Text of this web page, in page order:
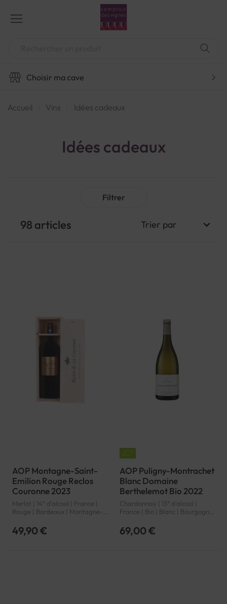
contenu
Choisir ma cave
Accueil Vins Idées cadeaux
Idées cadeaux
98 articles
AOP Montagne-Saint-
Emilion Rouge Reclos
Couronne 2023
Merlot | 14° d'alcool | France |
Rouge | Bordeaux | Montagne-
49,90 €
AOP Puligny-Montrachet
Blanc Domaine
Berthelemot Bio 2022
Chardonnay | 13° d'alcool |
France | Bio | Blanc | Bourgogne
69,00 €
Filtrer